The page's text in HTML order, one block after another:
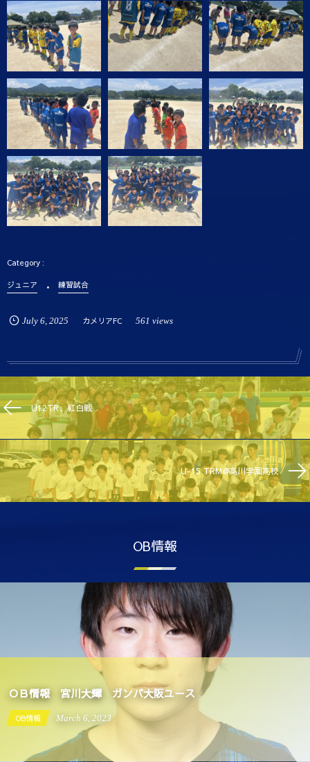
ジュニア 練習試合
July 6, 2025 カメリアFC 561 views
U12TR、紅白戦
U-15 TRM@高川学園高校
OB情報
ＯＢ情報 宮川大輝 ガンバ大阪ユース
OB情報 March 6, 2023